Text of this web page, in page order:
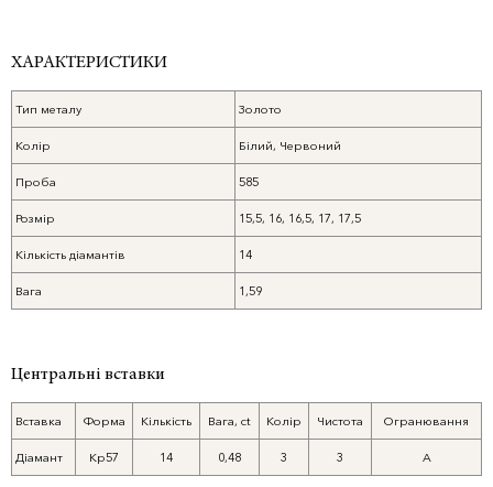
ХАРАКТЕРИСТИКИ
Тип металу Золото
Колір Білий, Червоний
Проба 585
Розмір 15,5, 16, 16,5, 17, 17,5
Кількість діамантів 14
Вага 1,59
Центральні вставки
Вставка Форма Кількість Вага, ct Колір Чистота Огранювання
Діамант Кр57 14 0,48 3 3 А